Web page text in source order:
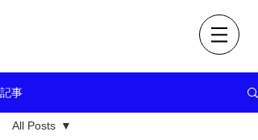
記事
All Posts